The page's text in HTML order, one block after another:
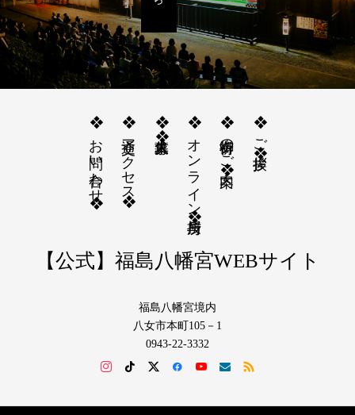
❖ご挨拶❖
❖御祈祷のご案内❖
❖オンライン授与所❖
❖求人募集❖
❖交通アクセス❖
❖お問い合わせ❖
【公式】福島八幡宮WEBサイト
福島八幡宮境内
八女市本町105－1
0943-22-3332